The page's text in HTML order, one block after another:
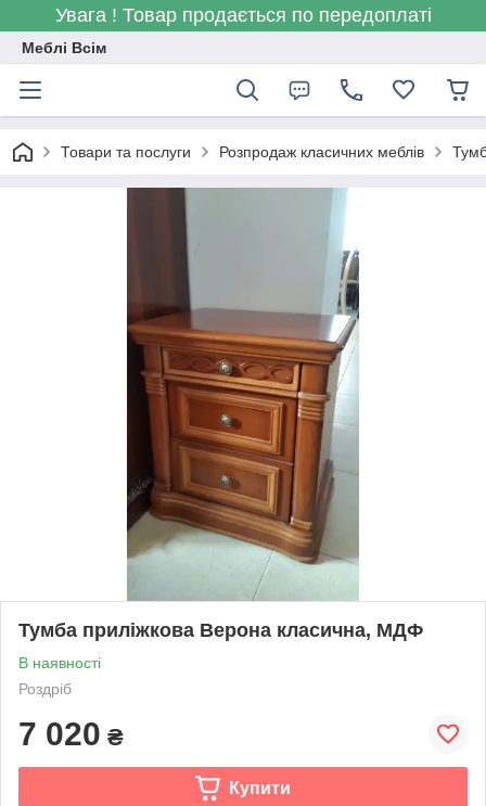
Увага ! Товар продається по передоплаті
Меблі Всім
Товари та послуги Розпродаж класичних меблів
Тумба приліжкова Верона класична, МДФ
В наявності
Роздріб
7 020 ₴
Купити